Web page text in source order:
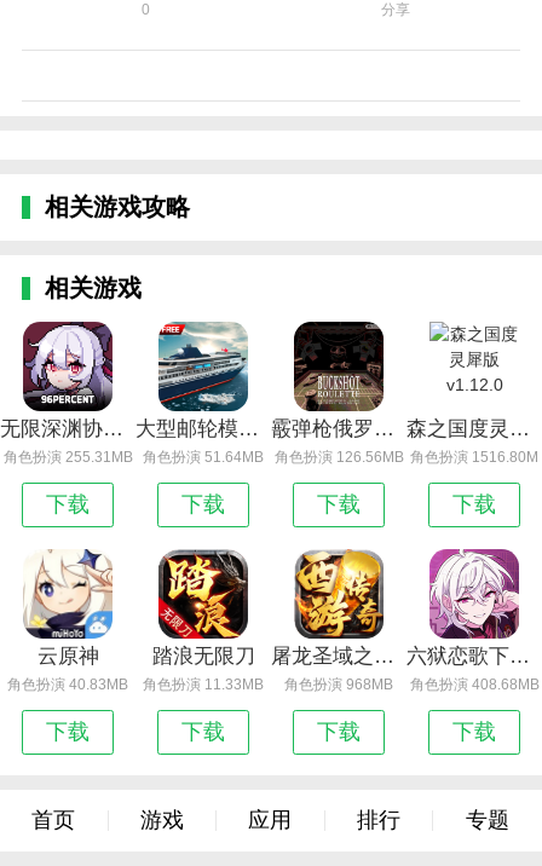
0 分享
相关游戏攻略
相关游戏
无限深渊协同效应图鉴_无限深渊
角色扮演 255.31MB
下载
大型邮轮模拟器
角色扮演 51.64MB
下载
霰弹枪俄罗斯轮盘官方网易版_霰弹枪俄罗斯轮盘游乐园版
角色扮演 126.56MB
下载
森之国度灵犀版 v1.12.0
角色扮演 1516.80M
下载
云原神
角色扮演 40.83MB
下载
踏浪无限刀
角色扮演 11.33MB
下载
屠龙圣域之西游传奇
角色扮演 968MB
下载
六狱恋歌下载_六狱恋歌
角色扮演 408.68MB
下载
首页 游戏 应用 排行 专题